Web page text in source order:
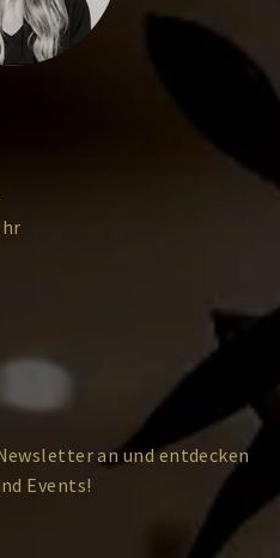
an und entdecken
Events!